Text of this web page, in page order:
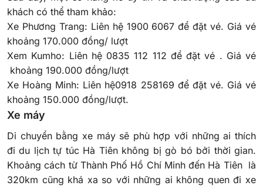
khách có thể tham khảo:
Xe Phương Trang: Liên hệ 1900 6067 để đặt vé. Giá vé
khoảng 170.000 đồng/ lượt
Xem Kumho: Liên hệ 0835 112 112 để đặt vé . Giá vé
khoảng 190.000 đồng/lượt
Xe Hoàng Minh: Liên hệ0918 258169 để đặt vé. Giá vé
khoảng 150.000 đồng/lượt.
Xe máy
Di chuyển bằng xe máy sẽ phù hợp với những ai thích
đi du lịch tự túc Hà Tiên không bị gò bó bởi thời gian.
Khoảng cách từ Thành Phố Hồ Chí Minh đến Hà Tiên là
320km cũng khá xa so với những ai không quen đi xe